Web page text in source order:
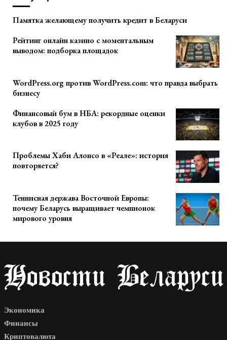
Памятка желающему получить кредит в Беларуси
Рейтинг онлайн казино с моментальным
выводом: подборка площадок
WordPress.org против WordPress.com: что правда выбрать
бизнесу
Финансовый бум в НБА: рекордные оценки
клубов в 2025 году
Проблемы Хаби Алонсо в «Реале»: история
повторяется?
Теннисная держава Восточной Европы:
почему Беларусь выращивает чемпионок
мирового уровня
Экономика
Финансы
Криптовалюта